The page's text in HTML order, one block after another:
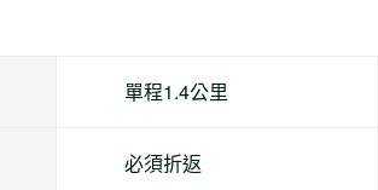
單程1.4公里
必須折返